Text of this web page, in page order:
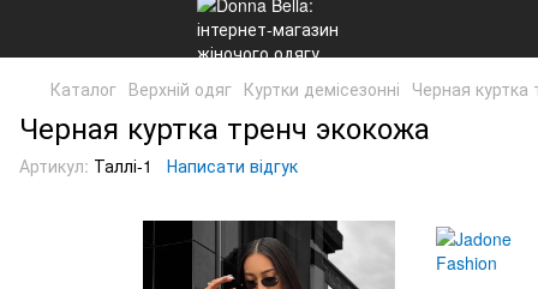
Каталог Верхній одяг Куртки демісезонні Черная куртка
Черная куртка тренч экокожа
Артикул: Таллі-1 Написати відгук